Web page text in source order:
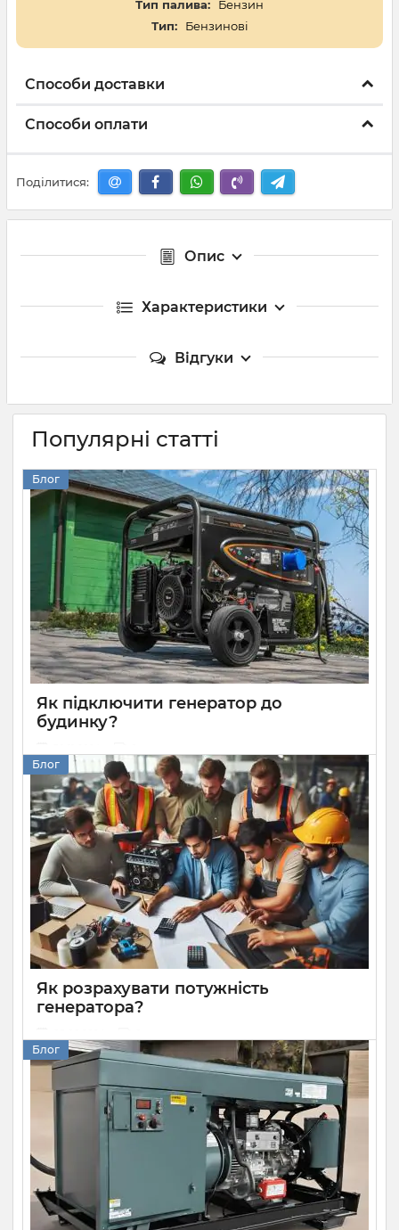
Тип палива:
Бензин
Тип:
Бензинові
Способи доставки
Способи оплати
Поділитися:
Опис
Характеристики
Відгуки
Популярні статті
Блог
Як підключити генератор до
будинку?
Кращий спосіб захисту приватного будинку від тривалих
блекаутів — встановити генератор. Він має більшу
потужність за акумуляторні батареї та здатен довше
працювати без перебоїв при високому навантаженні. Але
вам необхідно знати, як правильно його встановити та
під’єднати до споживачів. Розбираємося, як підключити
генератор до будинку.
Блог
Як розрахувати потужність
генератора?
Розрахунок потужності генератора — дуже важлива й
доволі складна задача. Надто потужна модель буде
дорогою як при купівлі, так і в експлуатації, а надто
слабка не зможе забезпечити стабільну роботу техніки.
Розповідаємо, як правильно вибирати генератор за
потужністю, щоб використовувати все необхідне
обладнання та не переплачувати.
Блог